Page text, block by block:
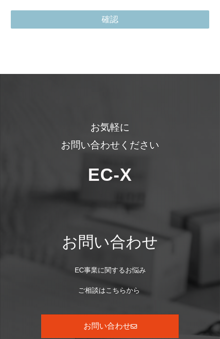
お気軽に
お問い合わせください
EC-X
お問い合わせ
EC事業に関するお悩み
ご相談はこちらから
お問い合わせ